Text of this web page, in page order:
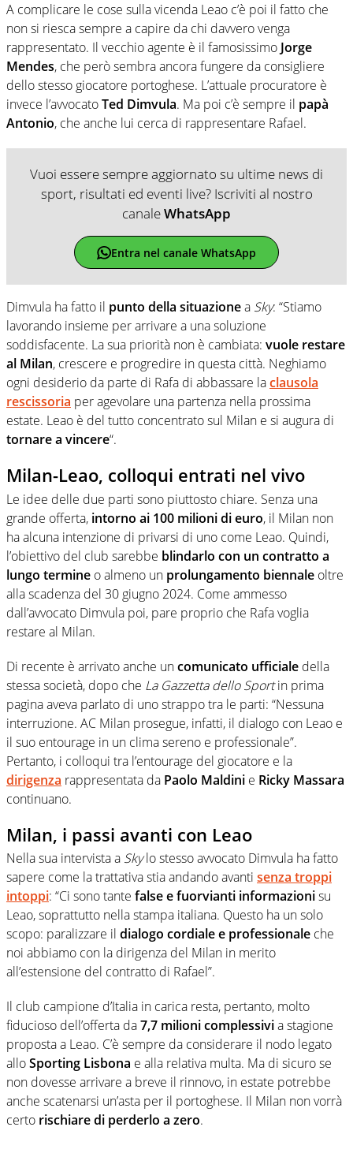
A complicare le cose sulla vicenda Leao c’è poi il fatto che
non si riesca sempre a capire da chi davvero venga
rappresentato. Il vecchio agente è il famosissimo Jorge
Mendes, che però sembra ancora fungere da consigliere
dello stesso giocatore portoghese. L’attuale procuratore è
invece l’avvocatoTed Dimvula. Ma poi c’è sempre il papà
Antonio, che anche lui cerca di rappresentare Rafael.
Vuoi essere sempre aggiornato su ultime news di
sport, risultati ed eventi live? Iscriviti al nostro
canaleWhatsApp
Entra nel canale WhatsApp
Dimvula ha fatto il punto della situazionea Sky: “Stiamo
lavorando insieme per arrivare a una soluzione
soddisfacente. La sua priorità non è cambiata: vuole restare
al Milan, crescere e progredire in questa città. Neghiamo
ogni desiderio da parte di Rafa di abbassare laclausola
rescissoria per agevolare una partenza nella prossima
estate. Leao è del tutto concentrato sul Milan e si augura di
tornare a vincere“.
Milan-Leao, colloqui entrati nel vivo
Le idee delle due parti sono piuttosto chiare. Senza una
grande offerta, intorno ai 100 milioni di euro, il Milan non
ha alcuna intenzione di privarsi di uno come Leao. Quindi,
l’obiettivo del club sarebbe blindarlo con un contratto a
lungo termine o almeno un prolungamento biennale oltre
alla scadenza del 30 giugno 2024. Come ammesso
dall’avvocato Dimvula poi, pare proprio che Rafa voglia
restare al Milan.
Di recente è arrivato anche uncomunicato ufficiale della
stessa società, dopo che La Gazzetta dello Sportin prima
pagina aveva parlato di uno strappo tra le parti: “Nessuna
interruzione. AC Milan prosegue, infatti, il dialogo con Leao e
il suo entourage in un clima sereno e professionale”.
Pertanto, i colloqui tra l’entourage del giocatore e la
dirigenza rappresentata da Paolo Maldini e Ricky Massara
continuano.
Milan, i passi avanti con Leao
Nella sua intervista a Skylo stesso avvocato Dimvula ha fatto
sapere come la trattativa stia andando avanti senza troppi
intoppi: “Ci sono tante false e fuorvianti informazionisu
Leao, soprattutto nella stampa italiana. Questo ha un solo
scopo: paralizzare il dialogo cordiale e professionale che
noi abbiamo con la dirigenza del Milan in merito
all’estensione del contratto di Rafael”.
Il club campione d’Italia in carica resta, pertanto, molto
fiducioso dell’offerta da7,7 milioni complessivia stagione
proposta a Leao. C’è sempre da considerare il nodo legato
alloSporting Lisbona e alla relativa multa. Ma di sicuro se
non dovesse arrivare a breve il rinnovo, in estate potrebbe
anche scatenarsi un’asta per il portoghese. Il Milan non vorrà
certo rischiare di perderlo a zero.